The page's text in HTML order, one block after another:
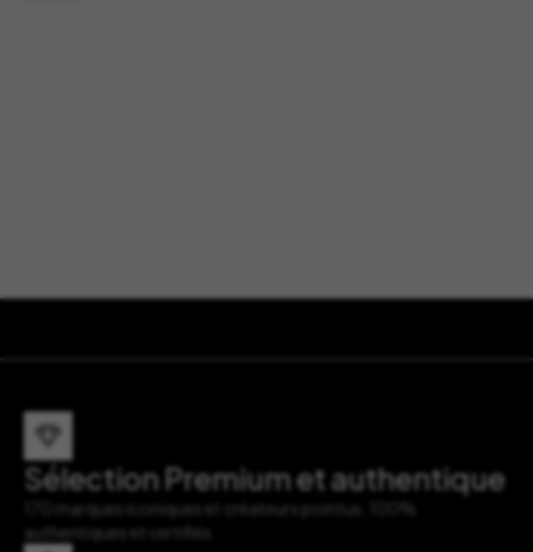
Sélection Premium et authentique
170 marques iconiques et créateurs pointus, 100%
authentiques et certifiés